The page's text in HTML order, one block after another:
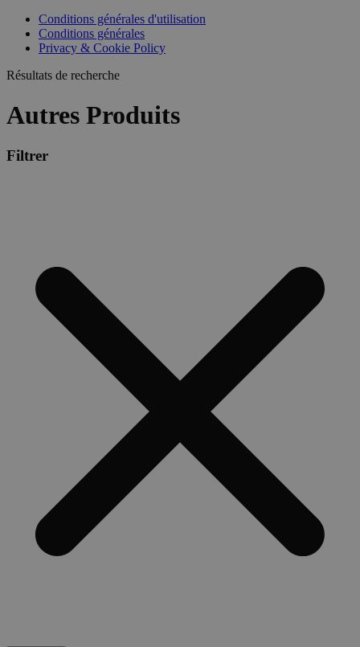
Conditions générales d'utilisation
Conditions générales
Privacy & Cookie Policy
Résultats de recherche
Autres Produits
Filtrer